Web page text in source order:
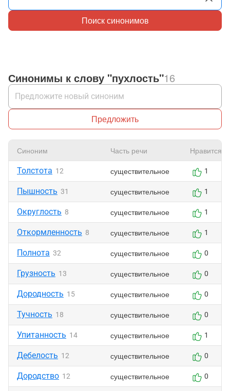
Поиск синонимов
Синонимы к слову "пухлость"16
Предложить
Синоним Часть речи Нравится
Толстота 12 существительное 1
Пышность 31 существительное 1
Округлость 8 существительное 1
Откормленность 8 существительное 1
Полнота 32 существительное 0
Грузность 13 существительное 0
Дородность 15 существительное 0
Тучность 18 существительное 0
Упитанность 14 существительное 1
Дебелость 12 существительное 0
Дородство 12 существительное 0